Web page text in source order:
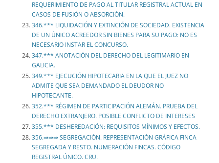
REQUERIMIENTO DE PAGO AL TITULAR REGISTRAL ACTUAL EN
CASOS DE FUSIÓN O ABSORCIÓN.
346.*** LIQUIDACIÓN Y EXTINCIÓN DE SOCIEDAD. EXISTENCIA
DE UN ÚNICO ACREEDOR SIN BIENES PARA SU PAGO: NO ES
NECESARIO INSTAR EL CONCURSO.
347.*** ANOTACIÓN DEL DERECHO DEL LEGITIMARIO EN
GALICIA.
349.*** EJECUCIÓN HIPOTECARIA EN LA QUE EL JUEZ NO
ADMITE QUE SEA DEMANDADO EL DEUDOR NO
HIPOTECANTE.
352.*** RÉGIMEN DE PARTICIPACIÓN ALEMÁN. PRUEBA DEL
DERECHO EXTRANJERO. POSIBLE CONFLICTO DE INTERESES
355.*** DESHEREDACIÓN: REQUISITOS MÍNIMOS Y EFECTOS.
356.⇒⇒⇒ SEGREGACIÓN. REPRESENTACIÓN GRÁFICA FINCA
SEGREGADA Y RESTO. NUMERACIÓN FINCAS. CÓDIGO
REGISTRAL ÚNICO. CRU.